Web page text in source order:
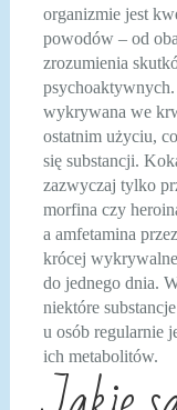
organizmie jest
powodów – od
zrozumienia
psychoaktywnych.
wykrywana we
ostatnim użyciu,
się substancji.
zazwyczaj tylko
morfina czy
a amfetamina
krócej
do jednego dnia.
niektóre
u osób regularnie
ich metabolitów.